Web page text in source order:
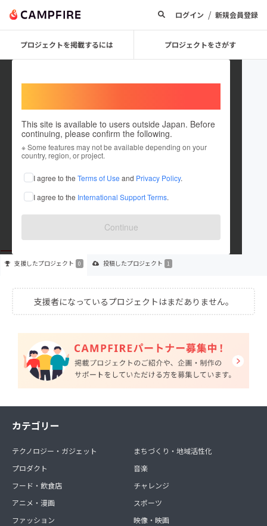
ログイン / 新規会員登録
プロジェクトを掲載するには プロジェクトをさがす
This site is available to users outside Japan. Before
continuing, please confirm the following.
※ Some features may not be available depending on your
country, region, or project.
I agree to the Terms of Use and Privacy Policy.
I agree to the International Support Terms.
Continue
riunshishido
これまでに1件のプロジェクトを投稿しています
在住国：日本 現在地：東京都
出身国：未設定
支援したプロジェクト 0 投稿したプロジェクト 1
支援者になっているプロジェクトはまだありません。
カテゴリー
テクノロジー・ガジェット
プロダクト
フード・飲食店
アニメ・漫画
ファッション
まちづくり・地域活性化
音楽
チャレンジ
スポーツ
映像・映画